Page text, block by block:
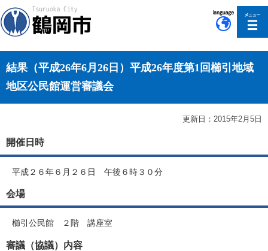
結果（平成26年6月26日）平成26年度第1回櫛引地域
地区公民館運営審議会
更新日：2015年2月5日
開催日時
平成２６年６月２６日 午後６時３０分
会場
櫛引公民館 ２階 講座室
審議（協議）内容